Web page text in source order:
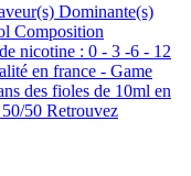
Dominante(s)
Composition
nicotine : 0 - 3 -6 - 12
en france - Game
des fioles de 10ml en
50 Retrouvez